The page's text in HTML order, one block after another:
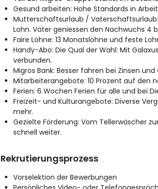
Gesund arbeiten: Hohe Standards in
Mutterschaftsurlaub /
Lohn. Väter geniessen den Nachwuchs 4
Faire Löhne: 13 Monatslöhne und feste
Handy-Abo: Die Qual der Wahl: Mit
verbunden.
Migros Bank: Besser fahren bei Zinsen
Mitarbeiterangebote: 10 Prozent auf den
Ferien: 6 Wochen Ferien für alle und bei
Freizeit- und Kulturangebote: Diverse
mehr.
Gezielte Förderung: Vom Tellerwäscher
schnell weiter.
Rekrutierungsprozess
Vorselektion der Bewerbungen